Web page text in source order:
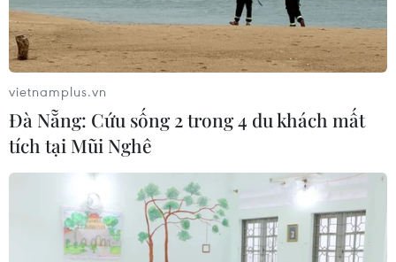
TIN CÙNG CHUYÊN MỤC
Cứu sống trẻ sinh cực non 25 tuần
thai, nặng gần 700 gram
09/08/2026 04:44
vietnamplus.vn
Đà Nẵng: Cứu sống 2 trong 4 du khách mất
tích tại Mũi Nghê